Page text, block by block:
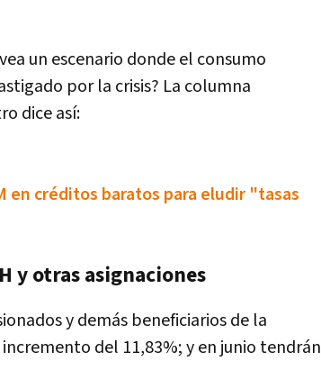
un escenario donde el consumo
por la crisis? La columna
dice así:
en créditos baratos para eludir "tasas
y otras asignaciones
y demás beneficiarios de la
del 11,83%; y en junio tendrán